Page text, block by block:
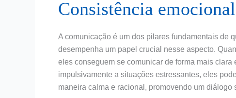
Consistência
A comunicação é um dos pilares fundamentais de
desempenha um papel crucial nesse aspecto.
eles conseguem se comunicar de forma mais
impulsivamente a situações estressantes, eles
maneira calma e racional, promovendo um diálogo